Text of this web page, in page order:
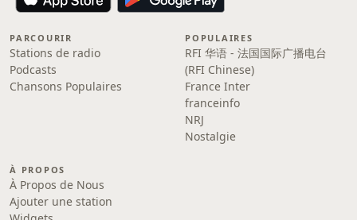
PARCOURIR
Stations de radio
Podcasts
Chansons Populaires
POPULAIRES
RFI 华语 - 法国国际广播电台
(RFI Chinese)
France Inter
franceinfo
NRJ
Nostalgie
À PROPOS
À Propos de Nous
Ajouter une station